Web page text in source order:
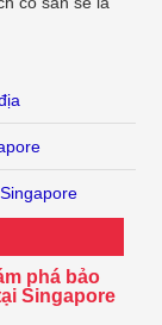
phá bảo
Singapore